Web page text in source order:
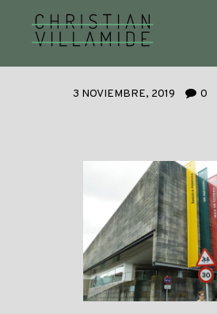
3 NOVIEMBRE, 2019 0